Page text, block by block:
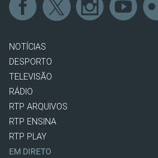
NOTÍCIAS
DESPORTO
TELEVISÃO
RÁDIO
RTP ARQUIVOS
RTP ENSINA
RTP PLAY
EM DIRETO